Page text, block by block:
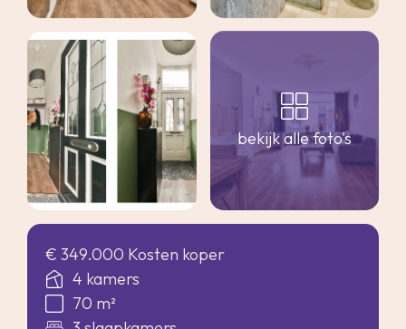
bekijk alle foto's
€ 349.000 Kosten koper
4 kamers
70 m²